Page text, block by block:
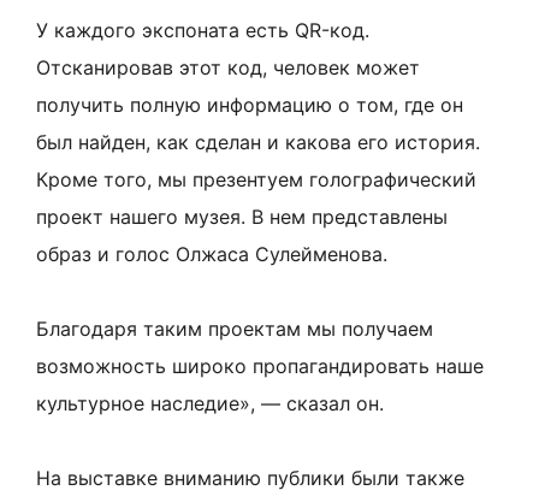
У каждого экспоната есть QR-код.
Отсканировав этот код, человек может
получить полную информацию о том, где он
был найден, как сделан и какова его история.
Кроме того, мы презентуем голографический
проект нашего музея. В нем представлены
образ и голос Олжаса Сулейменова.
Благодаря таким проектам мы получаем
возможность широко пропагандировать наше
культурное наследие», — сказал он.
На выставке вниманию публики были также